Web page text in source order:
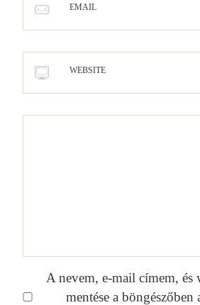
EMAIL
WEBSITE
A nevem, e-mail címem, és
mentése a böngészőben